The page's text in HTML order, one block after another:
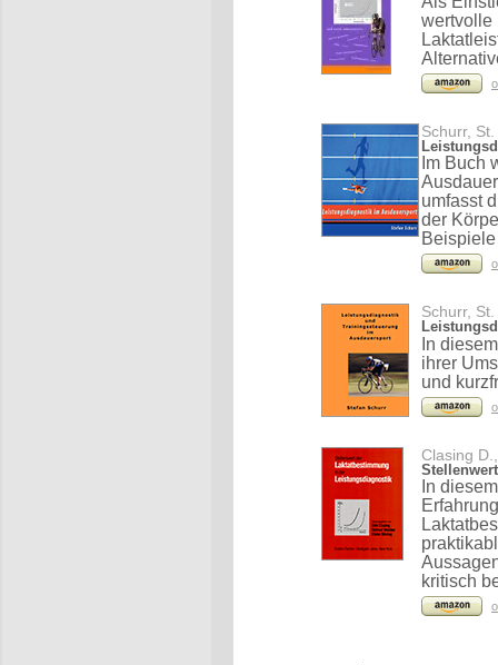
wertvolle
Schurr,
Im Buch
umfasst
der
Schurr,
In
ihrer
und
Clasing
In
kritisch